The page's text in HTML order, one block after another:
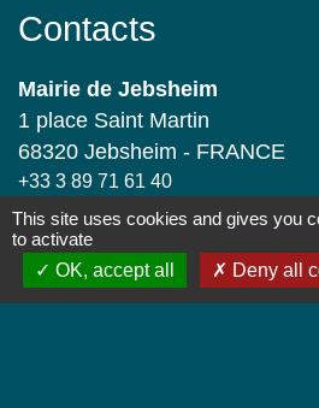
Contacts
Mairie de Jebsheim
1 place Saint Martin
68320 Jebsheim - FRANCE
+33 3 89 71 61 40
Contact par formulaire
Horaires d'ouverture
This site uses cookies and gives you
to activate
OK, accept all
Deny all